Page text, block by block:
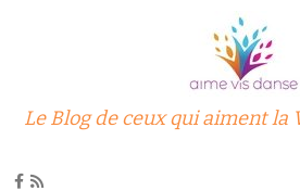
Le Blog de ceux qui aiment la